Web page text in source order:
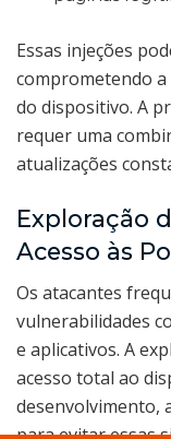
Essas injeções
comprometendo
do dispositivo. A
requer uma
atualizações
Exploração
Acesso às
Os atacantes
vulnerabilidades
e aplicativos. A
acesso total ao
desenvolvimento,